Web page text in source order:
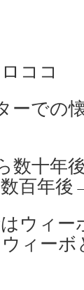
ココ
ーでの
数十年
百年後
ウィー
ィー